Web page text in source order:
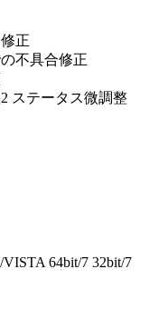
正
不具合修正
ステータス微調整
64bit/7 32bit/7